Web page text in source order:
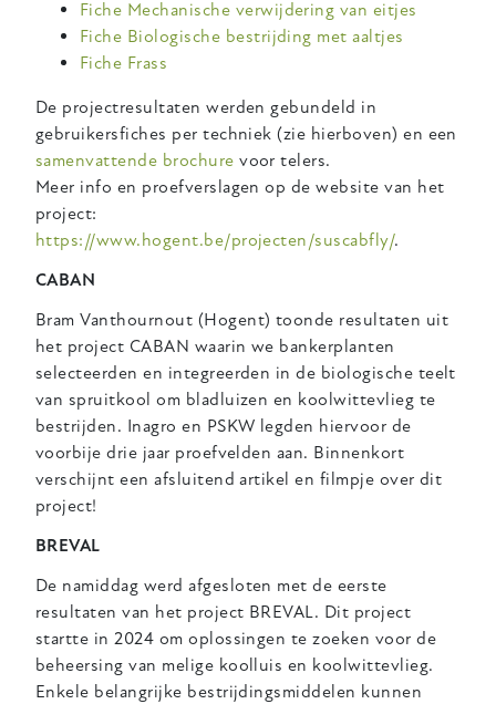
Fiche Mechanische verwijdering van eitjes
Fiche Biologische bestrijding met aaltjes
Fiche Frass
De projectresultaten werden gebundeld in
gebruikersfiches per techniek (zie hierboven) en een
samenvattende brochure voor telers.
Meer info en proefverslagen op de website van het
project:
https://www.hogent.be/projecten/suscabfly/.
CABAN
Bram Vanthournout (Hogent) toonde resultaten uit
het project CABAN waarin we bankerplanten
selecteerden en integreerden in de biologische teelt
van spruitkool om bladluizen en koolwittevlieg te
bestrijden. Inagro en PSKW legden hiervoor de
voorbije drie jaar proefvelden aan. Binnenkort
verschijnt een afsluitend artikel en filmpje over dit
project!
BREVAL
De namiddag werd afgesloten met de eerste
resultaten van het project BREVAL. Dit project
startte in 2024 om oplossingen te zoeken voor de
beheersing van melige koolluis en koolwittevlieg.
Enkele belangrijke bestrijdingsmiddelen kunnen